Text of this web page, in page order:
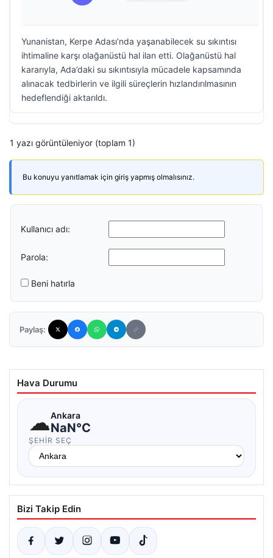
Yunanistan, Kerpe Adası’nda yaşanabilecek su sıkıntısı
ihtimaline karşı olağanüstü hal ilan etti. Olağanüstü hal
kararıyla, Ada’daki su sıkıntısıyla mücadele kapsamında
alınacak tedbirlerin ve ilgili süreçlerin hızlandırılmasının
hedeflendiği aktarıldı.
1 yazı görüntüleniyor (toplam 1)
Bu konuyu yanıtlamak için giriş yapmış olmalısınız.
Kullanıcı adı:
Parola:
Beni hatırla
Paylaş:
Hava Durumu
☁Ankara
NaN°C
ŞEHIR SEÇ
Bizi Takip Edin